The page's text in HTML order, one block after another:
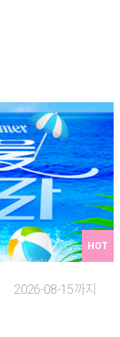
HOT
2026-08-15까지